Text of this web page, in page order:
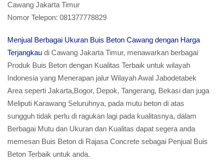
Cawang Jakarta Timur
Nomor Telepon: 081377778829
Menjual Berbagai Ukuran Buis Beton Cawang dengan Harga
Terjangkau di Cawang Jakarta Timur, menawarkan berbagai
Produk Buis Beton dengan Kualitas Terbaik untuk wilayah
Indonesia yang Menerapan jalur Wilayah Awal Jabodetabek
Area seperti Jakarta,Bogor, Depok, Tangerang, Bekasi dan juga
Meliputi Karawang Seluruhnya, pada mutu beton di atas
sungguh tidak perlu di ragukan lagi pada kualitasnya, dalam
Berbagai Mutu dan Ukuran dan Kualitas dapat segera anda
memesan Buis Beton di Rajasa Concrete sebagai Penjual Buis
Beton Terbaik untuk anda.